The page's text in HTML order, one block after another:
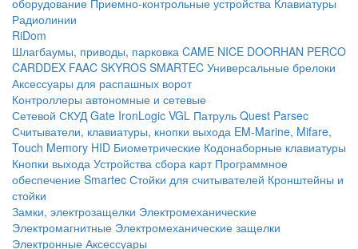
оборудование Приемно-контрольные устройства Клавиатуры
Радиолинии
RiDom
Шлагбаумы, приводы, парковка CAME NICE DOORHAN PERCO
CARDDEX FAAC SKYROS SMARTEC Универсальные брелоки
Аксессуары для распашных ворот
Контроллеры автономные и сетевые
Сетевой СКУД Gate IronLogic VGL Патруль Quest Parsec
Считыватели, клавиатуры, кнопки выхода EM-Marine, Mifare,
Touch Memory HID Биометрические Кодонаборные клавиатуры
Кнопки выхода Устройства сбора карт Программное
обеспечение Smartec Стойки для считывателей Кронштейны и
стойки
Замки, электрозащелки Электромеханические
Электромагнитные Электромеханические защелки
Электронные Аксессуары